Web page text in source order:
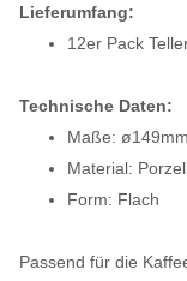
Lieferumfang:
12er Pack
Technische Daten:
Maße: ø149mm
Material:
Form: Flach
Passend für die